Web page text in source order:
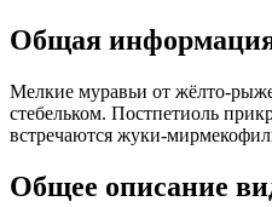
Общая
Мелкие муравьи от жёлто-
стебельком. Постпетиоль
встречаются жуки-
Общее описание